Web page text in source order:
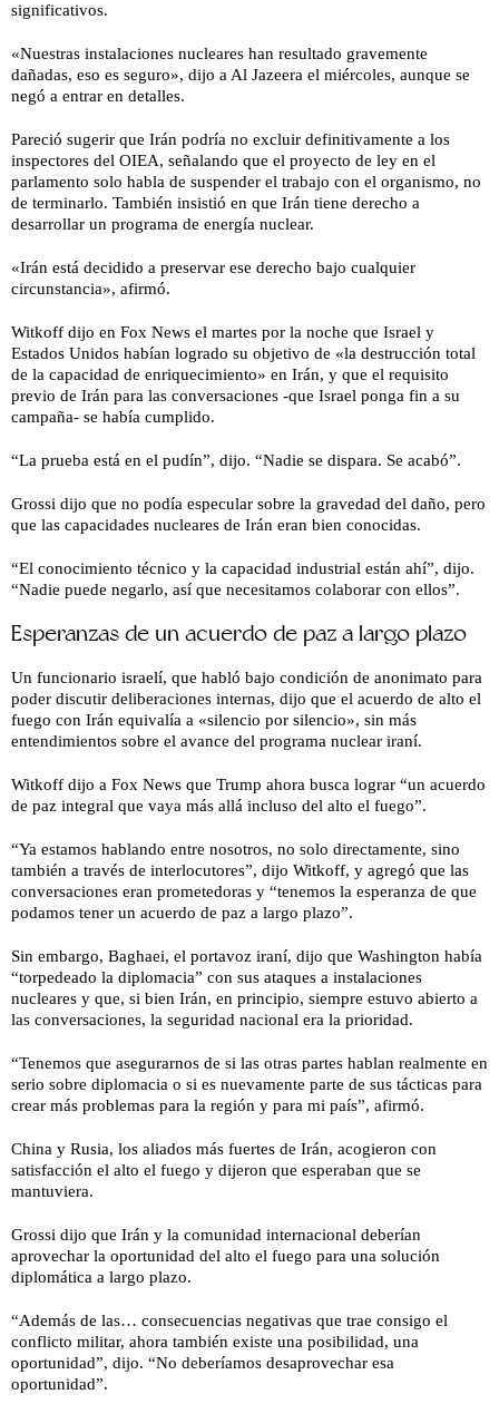
significativos.
«Nuestras instalaciones nucleares han resultado gravemente
dañadas, eso es seguro», dijo a Al Jazeera el miércoles, aunque se
negó a entrar en detalles.
Pareció sugerir que Irán podría no excluir definitivamente a los
inspectores del OIEA, señalando que el proyecto de ley en el
parlamento solo habla de suspender el trabajo con el organismo, no
de terminarlo. También insistió en que Irán tiene derecho a
desarrollar un programa de energía nuclear.
«Irán está decidido a preservar ese derecho bajo cualquier
circunstancia», afirmó.
Witkoff dijo en Fox News el martes por la noche que Israel y
Estados Unidos habían logrado su objetivo de «la destrucción total
de la capacidad de enriquecimiento» en Irán, y que el requisito
previo de Irán para las conversaciones -que Israel ponga fin a su
campaña- se había cumplido.
“La prueba está en el pudín”, dijo. “Nadie se dispara. Se acabó”.
Grossi dijo que no podía especular sobre la gravedad del daño, pero
que las capacidades nucleares de Irán eran bien conocidas.
“El conocimiento técnico y la capacidad industrial están ahí”, dijo.
“Nadie puede negarlo, así que necesitamos colaborar con ellos”.
Esperanzas de un acuerdo de paz a largo plazo
Un funcionario israelí, que habló bajo condición de anonimato para
poder discutir deliberaciones internas, dijo que el acuerdo de alto el
fuego con Irán equivalía a «silencio por silencio», sin más
entendimientos sobre el avance del programa nuclear iraní.
Witkoff dijo a Fox News que Trump ahora busca lograr “un acuerdo
de paz integral que vaya más allá incluso del alto el fuego”.
“Ya estamos hablando entre nosotros, no solo directamente, sino
también a través de interlocutores”, dijo Witkoff, y agregó que las
conversaciones eran prometedoras y “tenemos la esperanza de que
podamos tener un acuerdo de paz a largo plazo”.
Sin embargo, Baghaei, el portavoz iraní, dijo que Washington había
“torpedeado la diplomacia” con sus ataques a instalaciones
nucleares y que, si bien Irán, en principio, siempre estuvo abierto a
las conversaciones, la seguridad nacional era la prioridad.
“Tenemos que asegurarnos de si las otras partes hablan realmente en
serio sobre diplomacia o si es nuevamente parte de sus tácticas para
crear más problemas para la región y para mi país”, afirmó.
China y Rusia, los aliados más fuertes de Irán, acogieron con
satisfacción el alto el fuego y dijeron que esperaban que se
mantuviera.
Grossi dijo que Irán y la comunidad internacional deberían
aprovechar la oportunidad del alto el fuego para una solución
diplomática a largo plazo.
“Además de las… consecuencias negativas que trae consigo el
conflicto militar, ahora también existe una posibilidad, una
oportunidad”, dijo. “No deberíamos desaprovechar esa
oportunidad”.